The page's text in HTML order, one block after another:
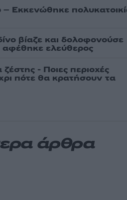
Εκκενώθηκε
βίαζε και δολοφονούσε
αφέθηκε ελεύθερος
- Ποιες περιοχές
πότε θα κρατήσουν τα
άρθρα